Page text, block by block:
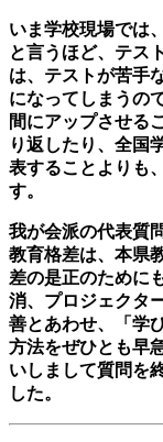
いま学校現場では
と言うほど、テス
は、テストが苦手
になってしまうの
間にアップさせる
り返したり、全国
表することよりも
す。
我が会派の代表質
教育格差は、本県
差の是正のために
消、プロジェクタ
善とあわせ、「学
方法をぜひとも早
いしまして質問を
した。